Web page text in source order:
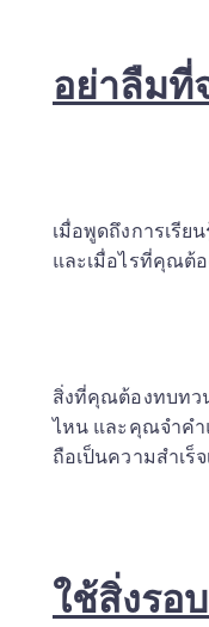
อย่าลืมที่
เมื่อพูดถึงการเรีย
และเมื่อไรที่คุณต้
สิ่งที่คุณต้องทบทว
ไหน และคุณจำคำ
ถือเป็นความสำเ
ใช้สิ่งรอ